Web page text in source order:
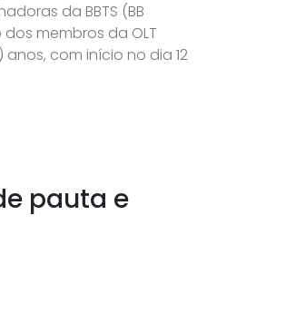
da BBTS (BB
dos membros da OLT
com início no dia 12
pauta e